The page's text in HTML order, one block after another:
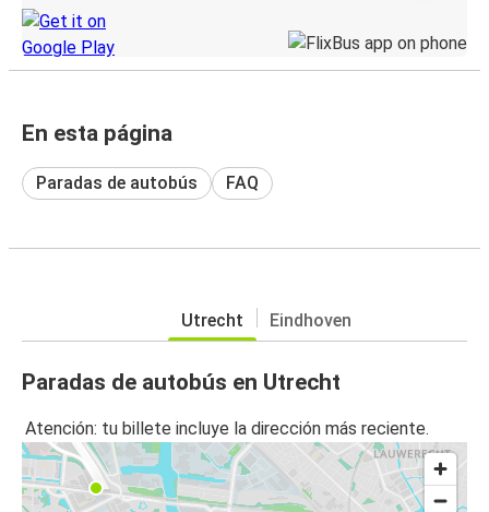
En esta página
Paradas de autobús FAQ
Utrecht Eindhoven
Paradas de autobús en Utrecht
Atención: tu billete incluye la dirección más reciente.